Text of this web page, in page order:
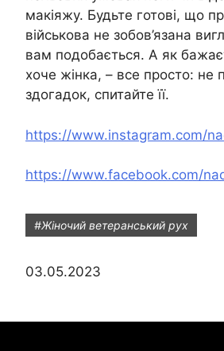
макіяжу. Будьте готові, що
військова не зобов’язана
вам подобається. А як
хоче жінка, – все просто: не
здогадок, спитайте її.
https://www.instagram.com/
https://www.facebook.com/
#Жіночий ветеранський рух
03.05.2023